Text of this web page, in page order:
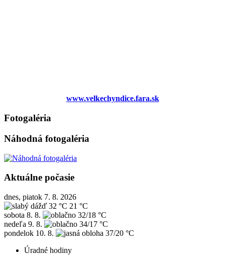
www.velkechyndice.fara.sk
Fotogaléria
Náhodná fotogaléria
Aktuálne počasie
dnes, piatok 7. 8. 2026
32 °C 21 °C
sobota 8. 8.
32/18 °C
nedeľa 9. 8.
34/17 °C
pondelok 10. 8.
37/20 °C
Úradné hodiny